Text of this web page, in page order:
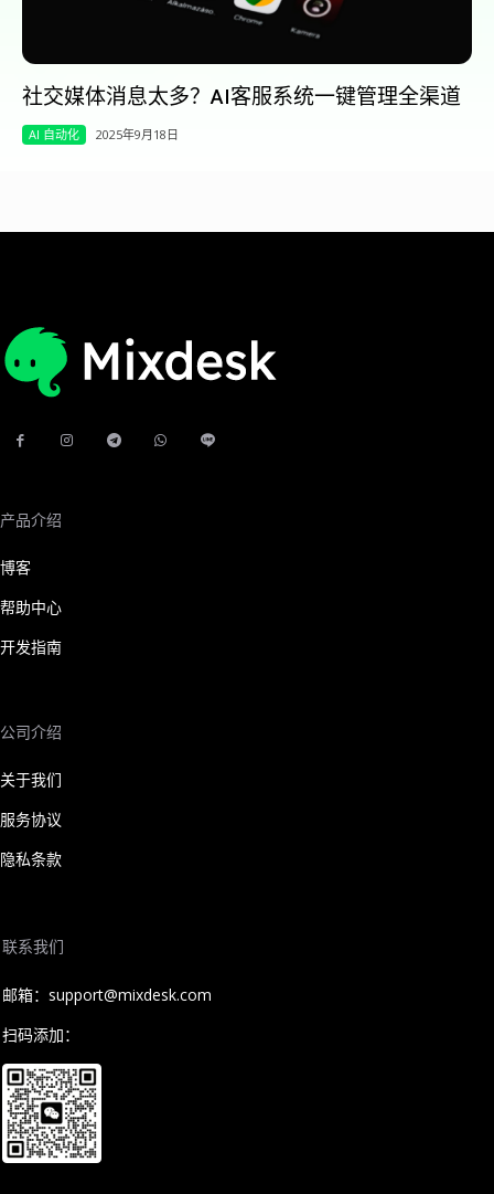
社交媒体消息太多？AI客服系统一键管理全渠道
AI 自动化 2025年9月18日
产品介绍
博客
帮助中心
开发指南
公司介绍
关于我们
服务协议
隐私条款
联系我们
邮箱：support@mixdesk.com
扫码添加：